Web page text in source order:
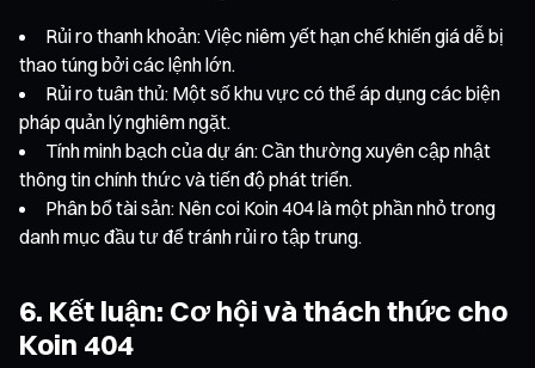
Rủi ro thanh khoản: Việc niêm yết hạn chế khiến giá dễ bị
thao túng bởi các lệnh lớn.
Rủi ro tuân thủ: Một số khu vực có thể áp dụng các biện
pháp quản lý nghiêm ngặt.
Tính minh bạch của dự án: Cần thường xuyên cập nhật
thông tin chính thức và tiến độ phát triển.
Phân bổ tài sản: Nên coi Koin 404 là một phần nhỏ trong
danh mục đầu tư để tránh rủi ro tập trung.
6. Kết luận: Cơ hội và thách thức cho
Koin 404